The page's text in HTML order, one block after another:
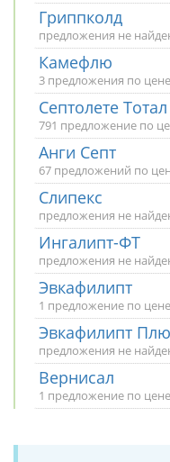
Гриппколд
предложения не
Камефлю
3 предложения по
Септолете Тотал
791 предложение по
Анги Септ
67 предложений по
Слипекс
предложения не
Ингалипт-ФТ
предложения не
Эвкафилипт
1 предложение по
Эвкафилипт
предложения не
Вернисал
1 предложение по